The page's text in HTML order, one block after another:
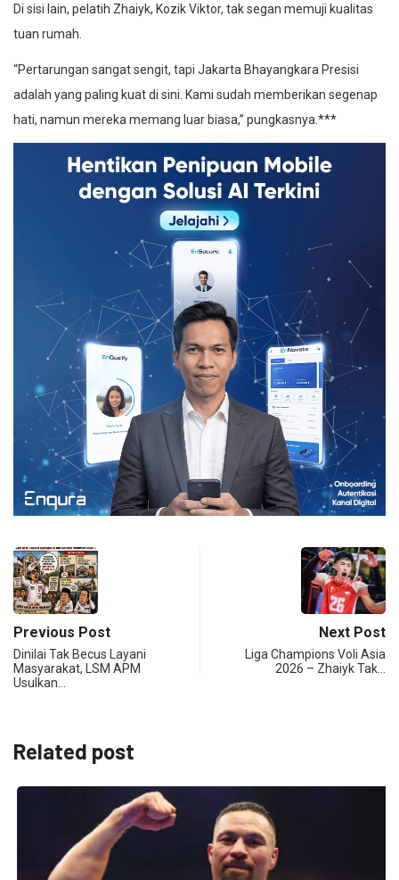
Di sisi lain, pelatih Zhaiyk, Kozik Viktor, tak segan memuji kualitas
tuan rumah.
“Pertarungan sangat sengit, tapi Jakarta Bhayangkara Presisi
adalah yang paling kuat di sini. Kami sudah memberikan segenap
hati, namun mereka memang luar biasa,” pungkasnya.***
Previous Post
Dinilai Tak Becus Layani
Masyarakat, LSM APM
Usulkan…
Next Post
Liga Champions Voli Asia
2026 – Zhaiyk Tak…
Related post